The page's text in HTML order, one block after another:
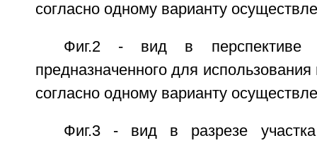
согласно одному варианту
Фиг.2 - вид в перспективе
предназначенного для
согласно одному варианту
Фиг.3 - вид в разрезе